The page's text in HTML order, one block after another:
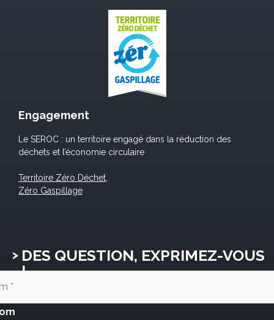
Engagement
Le SEROC : un territoire engagé dans la réduction des
déchets et l’économie circulaire
Territoire Zéro Déchet,
Zéro Gaspillage
DES QUESTION, EXPRIMEZ-VOUS
!
*
*